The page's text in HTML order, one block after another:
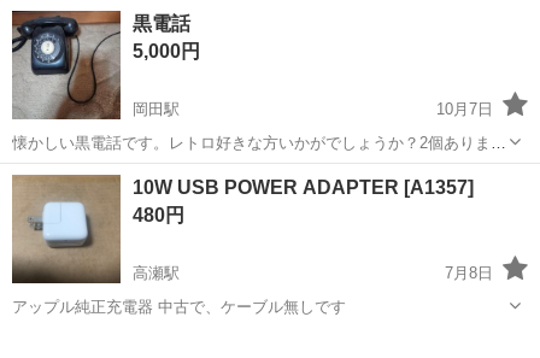
香川 綾歌郡 電話、ＦＡＸ
黒電話
5,000円
岡田駅
10月7日
懐かしい黒電話です。レトロ好きな方いかがでしょうか？2個ありま
す。2個セットなら9000円です。
香川 仲多度郡
10W USB POWER ADAPTER [A1357]
480円
高瀬駅
7月8日
アップル純正充電器 中古で、ケーブル無しです